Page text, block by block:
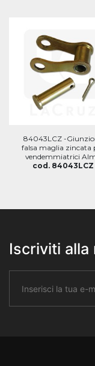
84043LCZ -
falsa maglia zincata
vendemmiatrici
cod. 84043LCZ
Iscriviti